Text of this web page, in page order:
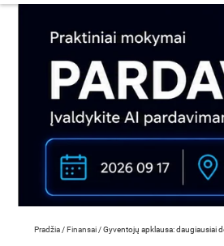
Pradžia /Finansai /Gyventojų apklausa: daugiausiai